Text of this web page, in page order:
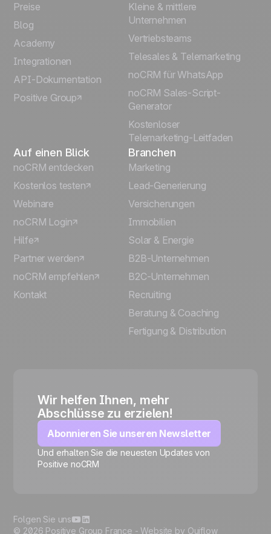
Español
Português
Italiano
Preise
Blog
Academy
Integrationen
API-Dokumentation
Positive Group
Kleine & mittlere
Unternehmen
Vertriebsteams
Telesales & Telemarketing
noCRM für WhatsApp
noCRM Sales-Script-
Generator
Kostenloser
Telemarketing-Leitfaden
Auf einen Blick
noCRM entdecken
Kostenlos testen
Webinare
noCRM Login
Hilfe
Partner werden
noCRM empfehlen
Kontakt
Branchen
Marketing
Lead-Generierung
Versicherungen
Immobilien
Solar & Energie
B2B-Unternehmen
B2C-Unternehmen
Recruiting
Beratung & Coaching
Fertigung & Distribution
Wir helfen Ihnen, mehr
Abschlüsse zu erzielen!
Abonnieren Sie unseren Newsletter
Und erhalten Sie die neuesten Updates von
Positive noCRM
© 2026 Positive Group France -Website by Ouiflow
Folgen Sie uns